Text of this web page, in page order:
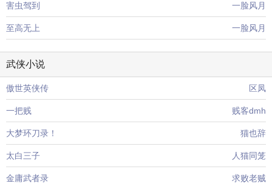
害虫驾到 一脸风月
至高无上 一脸风月
武侠小说
傲世英侠传 区凤
一把贱 贱客dmh
大梦环刀录！ 猫也辞
太白三子 人猫同笼
金庸武者录 求败老贼